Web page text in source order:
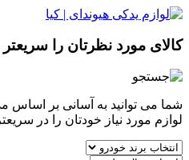
کالای مورد نظرتان را سریعتر
شما می توانید به آسانی بر
لوازم مورد نیاز خودتان را در